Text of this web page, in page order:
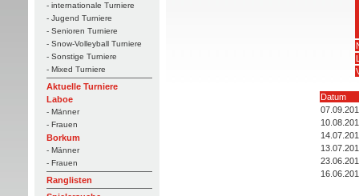
- internationale Turniere
- Jugend Turniere
- Senioren Turniere
- Snow-Volleyball Turniere
- Sonstige Turniere
- Mixed Turniere
Aktuelle Turniere
Laboe
- Männer
- Frauen
Borkum
- Männer
- Frauen
Ranglisten
Datum